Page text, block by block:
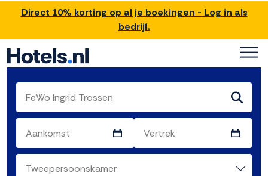
Direct 10% korting op al je boekingen - Log in als
bedrijf.